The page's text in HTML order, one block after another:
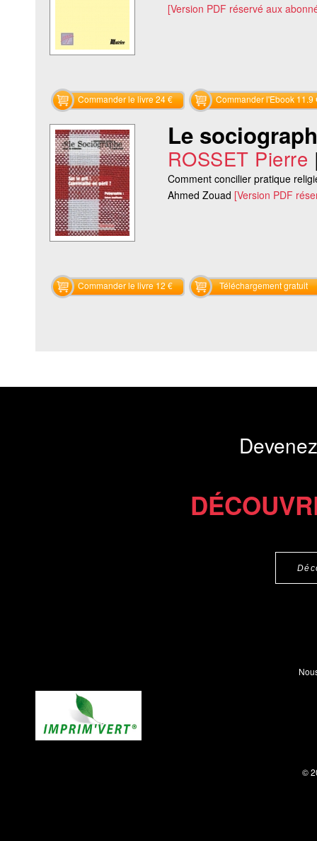
[Version PDF réservé aux
Commander le livre 24 € Commander l'Ebook 11.9
Le
ROSSET Pierre
Comment concilier pratique
Ahmed Zouad [Version PDF
Commander le livre 12 € Téléchargement gratuit
©